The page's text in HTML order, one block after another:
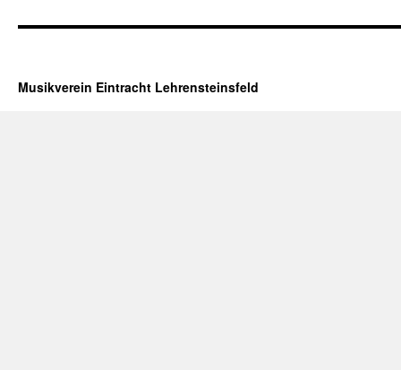
Musikverein Eintracht Lehrensteinsfeld